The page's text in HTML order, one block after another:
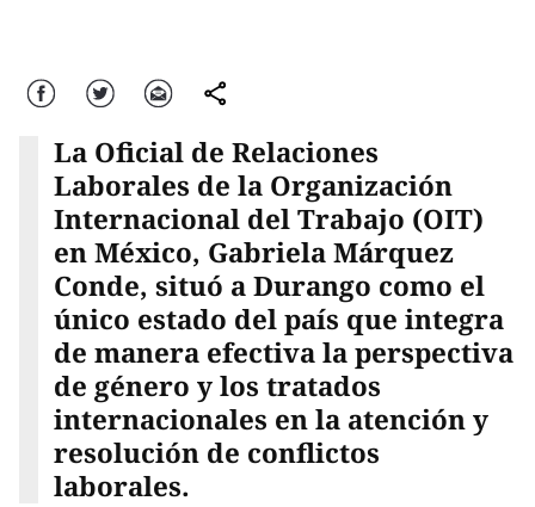
Facebook Twitter Correo comparte
La Oficial de Relaciones
Laborales de la Organización
Internacional del Trabajo (OIT)
en México, Gabriela Márquez
Conde, situó a Durango como el
único estado del país que integra
de manera efectiva la perspectiva
de género y los tratados
internacionales en la atención y
resolución de conflictos
laborales.